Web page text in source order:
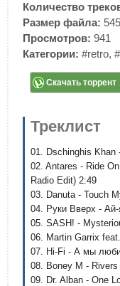
Количество
Размер файла:
Просмотров: 941
Категории: #retro,
Скачать торрент
Треклист
01. Dschinghis Khan
02. Antares - Ride
Radio Edit) 2:49
03. Danuta - Touch
04. Руки Вверх -
05. SASH! -
06. Martin Garrix
07. Hi-Fi - А мы
08. Boney M -
09. Dr. Alban - One